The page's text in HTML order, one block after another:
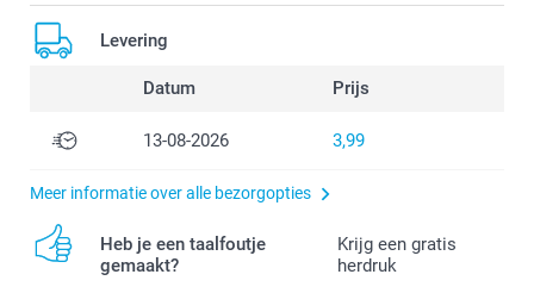
Levering
Datum Prijs
13-08-2026 3,99
Meer informatie over alle bezorgopties
Heb je een taalfoutje
gemaakt?
Krijg een gratis
herdruk